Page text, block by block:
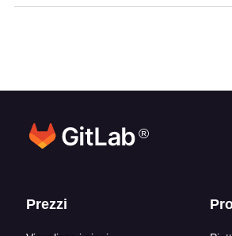
®
Link del blocco
Prezzi